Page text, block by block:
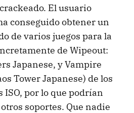
El usuario
conseguido obtener un
de varios juegos para la
de Wipeout:
Japanese, y Vampire
Tower Japanese) de los
ISO, por lo que podrían
soportes. Que nadie